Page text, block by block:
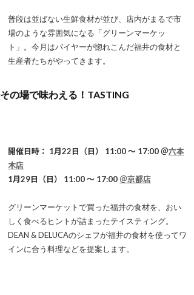
普段は並ばない生鮮食材が並び、店内がまるで市
場のような雰囲気になる「グリーンマーケッ
ト」。今月はバイヤーが惚れこんだ福井の食材と
生産者たちがやってきます。
その場で味わえる！TASTING
開催日時： 1月22日（日） 11:00 ～ 17:00 ＠六本
木店
1月29日（日） 11:00 ～ 17:00 ＠京都店
グリーンマーケットで買った福井の食材を、おい
しく食べるヒントが詰まったテイスティング。
DEAN & DELUCAのシェフが福井の食材を使ってワ
インに合う料理などを提案します。